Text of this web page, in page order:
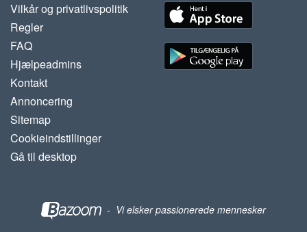
Vilkår og privatlivspolitik
Regler
FAQ
Hjælpeadmins
Kontakt
Annoncering
Sitemap
Cookieindstillinger
Gå til desktop
- Vi elsker passionerede mennesker